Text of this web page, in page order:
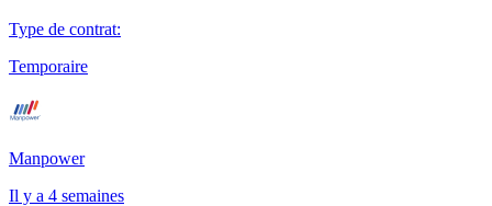
Type de contrat:
Temporaire
Manpower
Il y a 4 semaines